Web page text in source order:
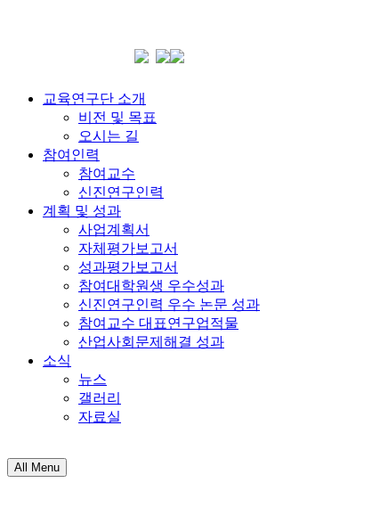
교육연구단 소개
비전 및 목표
오시는 길
참여인력
참여교수
신진연구인력
계획 및 성과
사업계획서
자체평가보고서
성과평가보고서
참여대학원생 우수성과
신진연구인력 우수 논문 성과
참여교수 대표연구업적물
산업사회문제해결 성과
소식
뉴스
갤러리
자료실
All Menu